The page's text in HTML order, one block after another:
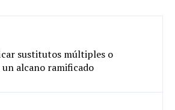
sustitutos múltiples o
alcano ramificado